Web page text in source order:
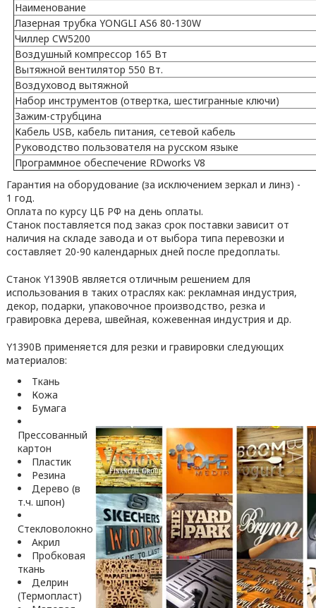
Наименование
Лазерная трубка YONGLI AS6 80-130W
Чиллер CW5200
Воздушный компрессор 165 Вт
Вытяжной вентилятор 550 Вт.
Воздуховод вытяжной
Набор инструментов (отвертка, шестигранные ключи)
Зажим-струбцина
Кабель USB, кабель питания, сетевой кабель
Руководство пользователя на русском языке
Программное обеспечение RDworks V8
Гарантия на оборудование (за исключением зеркал и линз) -
1 год.
Оплата по курсу ЦБ РФ на день оплаты.
Станок поставляется под заказ срок поставки зависит от
наличия на складе завода и от выбора типа перевозки и
составляет 20-90 календарных дней после предоплаты.
Станок Y1390B является отличным решением для
использования в таких отраслях как: рекламная индустрия,
декор, подарки, упаковочное производство, резка и
гравировка дерева, швейная, кожевенная индустрия и др.
Y1390B применяется для резки и гравировки следующих
материалов:
Ткань
Кожа
Бумага
Прессованный
картон
Пластик
Резина
Дерево (в
т.ч. шпон)
Стекловолокно
Акрил
Пробковая
ткань
Делрин
(Термопласт)